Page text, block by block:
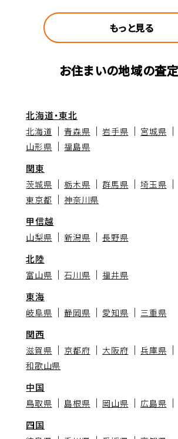
もっと見る
お住まいの地域の査
北海道・東北
北海道 青森県 岩手県 宮城県
山形県
福島県
関東
茨城県 栃木県 群馬県 埼玉県
東京都
神奈川県
甲信越
山梨県 新潟県 長野県
北陸
富山県 石川県 福井県
東海
岐阜県 静岡県 愛知県 三重県
関西
滋賀県 京都府 大阪府 兵庫県
和歌山県
中国
鳥取県 島根県 岡山県 広島県
四国